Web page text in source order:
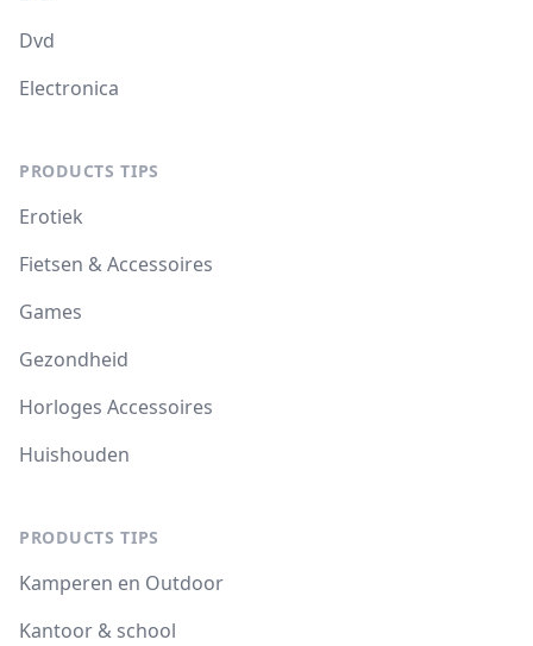
Dvd
Electronica
PRODUCTS TIPS
Erotiek
Fietsen & Accessoires
Games
Gezondheid
Horloges Accessoires
Huishouden
PRODUCTS TIPS
Kamperen en Outdoor
Kantoor & school